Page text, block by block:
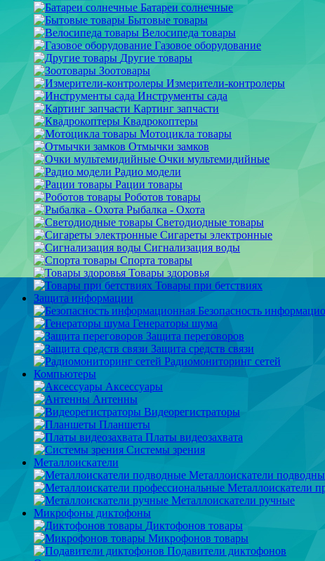
Батареи солнечные
Бытовые товары
Велосипеда товары
Газовое оборудование
Другие товары
Зоотовары
Измерители-контролеры
Инструменты сада
Картинг запчасти
Квадрокоптеры
Мотоцикла товары
Отмычки замков
Очки мультемидийные
Радио модели
Рации товары
Роботов товары
Рыбалка - Охота
Светодиодные товары
Сигареты электронные
Сигнализация воды
Спорта товары
Товары здоровья
Товары при бетствиях
Защита информации
Безопасность
Генераторы шума
Защита переговоров
Защита средств связи
Радиомониторинг сетей
Компьютеры
Аксессуары
Антенны
Видеорегистраторы
Планшеты
Платы видеозахвата
Системы зрения
Металлоискатели
Металлоискатели
Металлоискатели
Металлоискатели ручные
Микрофоны диктофоны
Диктофонов товары
Микрофонов товары
Подавители диктофонов